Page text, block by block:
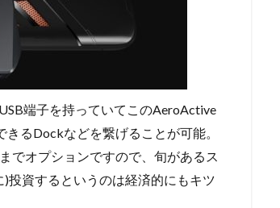
端子を持っていてこのAeroActive
るDockなどを繋げることが可能。
でオプションですので、旬があるス
投資するというのは経済的にもキツ